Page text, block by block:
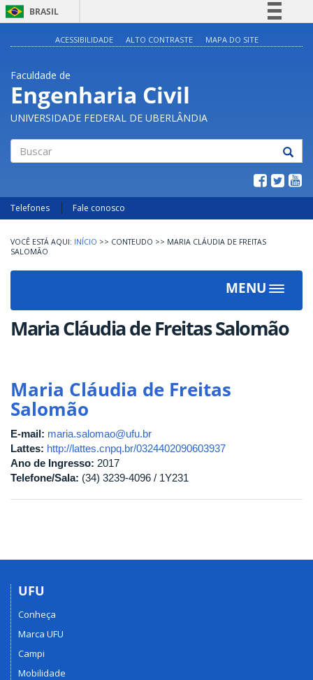
BRASIL
Legislação
Canais
ACESSIBILIDADE ALTO CONTRASTE MAPA DO SITE
Faculdade de
Engenharia Civil
UNIVERSIDADE FEDERAL DE UBERLÂNDIA
Telefones Fale conosco
INÍCIO >> CONTEUDO >> MARIA CLÁUDIA DE FREITAS
SALOMÃO
MENU
Toggle
Maria Cláudia de Freitas Salomão
Maria Cláudia de Freitas
Salomão
E-mail: maria.salomao@ufu.br
Lattes: http://lattes.cnpq.br/0324402090603937
Ano de Ingresso: 2017
Telefone/Sala: (34) 3239-4096 / 1Y231
UFU
Conheça
Marca UFU
Campi
Mobilidade